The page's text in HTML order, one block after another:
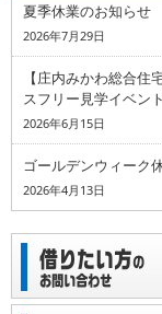
夏季休業のお知らせ
2026年7月29日
【庄内みかわ総合
スフリー見学イベン
2026年6月15日
ゴールデンウィーク
2026年4月13日